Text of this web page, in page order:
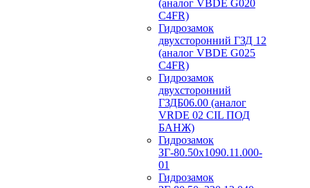
(аналог VBDE G020
C4FR)
Гидрозамок
двухсторонний ГЗД 12
(аналог VBDE G025
C4FR)
Гидрозамок
двухсторонний
ГЗДБ06.00 (аналог
VRDE 02 CIL ПОД
БАНЖ)
Гидрозамок
ЗГ-80.50х1090.11.000-
01
Гидрозамок